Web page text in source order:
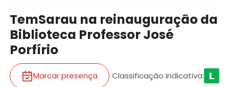
TemSarau na reinauguração da
Biblioteca Professor José
Porfírio
Marcar presença Classificação Indicativa: